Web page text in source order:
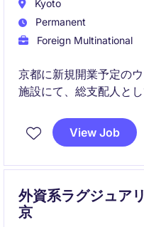
Kyoto
Permanent
Foreign Multinational
京都に新規開業予定の
施設にて、総支配人と
単なるオペレーション
View Job
外資系ラグジュア
京